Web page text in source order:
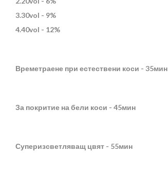
3.30vol - 9%
4.40vol - 12%
Времетраене при естествени коси - 35мин
За покритие на бели коси - 45мин
Суперизсветляващ цвят - 55мин